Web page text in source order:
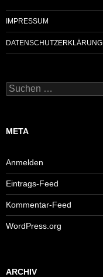
IMPRESSUM
DATENSCHUTZERKLÄRUNG
Suchen
nach:
META
Anmelden
Eintrags-Feed
Kommentar-Feed
WordPress.org
ARCHIV